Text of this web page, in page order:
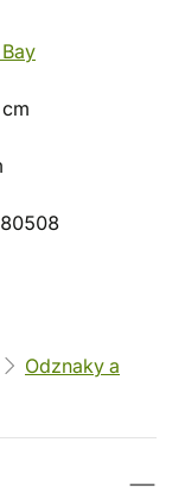
Odznaky a